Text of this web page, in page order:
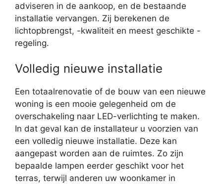
adviseren in de aankoop, en de bestaande
installatie vervangen. Zij berekenen de
lichtopbrengst, -kwaliteit en meest geschikte -
regeling.
Volledig nieuwe installatie
Een totaalrenovatie of de bouw van een nieuwe
woning is een mooie gelegenheid om de
overschakeling naar LED-verlichting te maken.
In dat geval kan de installateur u voorzien van
een volledig nieuwe installatie. Deze kan
aangepast worden aan de ruimtes. Zo zijn
bepaalde lampen eerder geschikt voor het
terras, terwijl anderen uw woonkamer in